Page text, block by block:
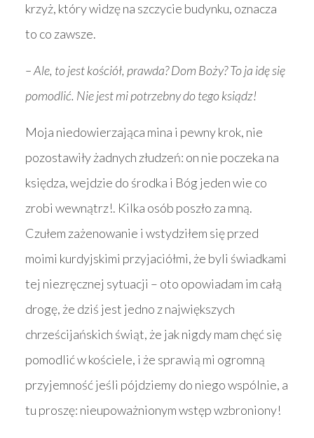
krzyż, który widzę na szczycie budynku, oznacza
to co zawsze.
– Ale, to jest kościół, prawda? Dom Boży? To ja idę się
pomodlić. Nie jest mi potrzebny do tego ksiądz!
Moja niedowierzająca mina i pewny krok, nie
pozostawiły żadnych złudzeń: on nie poczeka na
księdza, wejdzie do środka i Bóg jeden wie co
zrobi wewnątrz!. Kilka osób poszło za mną.
Czułem zażenowanie i wstydziłem się przed
moimi kurdyjskimi przyjaciółmi, że byli świadkami
tej niezręcznej sytuacji – oto opowiadam im całą
drogę, że dziś jest jedno z największych
chrześcijańskich świąt, że jak nigdy mam chęć się
pomodlić w kościele, i że sprawią mi ogromną
przyjemność jeśli pójdziemy do niego wspólnie, a
tu proszę: nieupoważnionym wstęp wzbroniony!